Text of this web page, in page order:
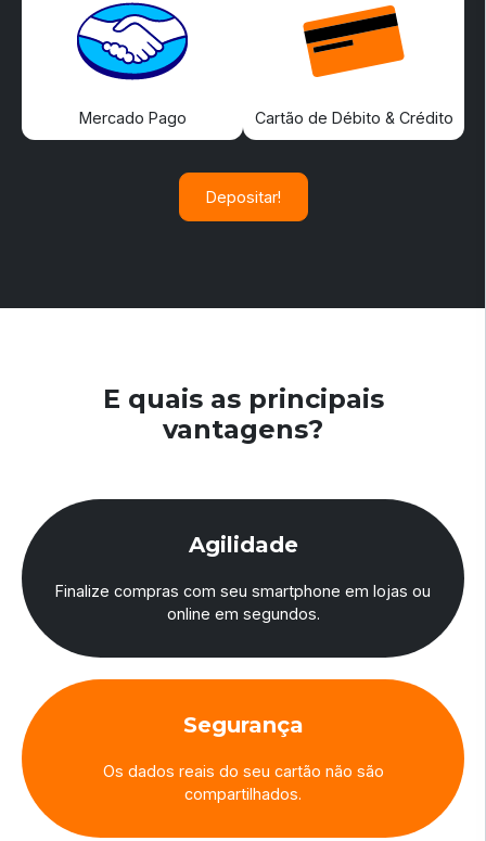
Mercado Pago Cartão de Débito & Crédito
Depositar!
E quais as principais
vantagens?
Agilidade
Finalize compras com seu smartphone em lojas ou
online em segundos.
Segurança
Os dados reais do seu cartão não são
compartilhados.